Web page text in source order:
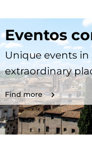
Eventos
Unique events
extraordinary
Find more